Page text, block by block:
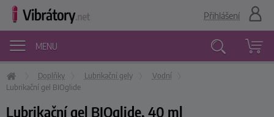
MENU
Přihlášení
Doplňky Lubrikační gely
Vodní
Lubrikační gel BIOglide
Lubrikační gel BIOglide, 40 ml